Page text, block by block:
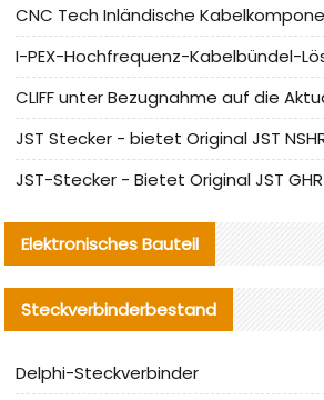
Elektronisches Bauteil
Steckverbinderbestand
Delphi-Steckverbinder